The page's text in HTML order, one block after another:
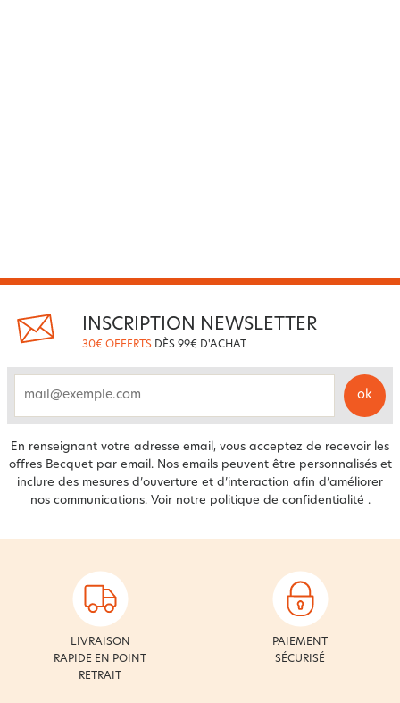
INSCRIPTION NEWSLETTER
30€ OFFERTS DÈS 99€ D'ACHAT
ok
En renseignant votre adresse email, vous acceptez de recevoir les
offres Becquet par email. Nos emails peuvent être personnalisés et
inclure des mesures d’ouverture et d’interaction afin d’améliorer
nos communications. Voir notre politique de confidentialité .
LIVRAISON
RAPIDE EN POINT
RETRAIT
PAIEMENT
SÉCURISÉ